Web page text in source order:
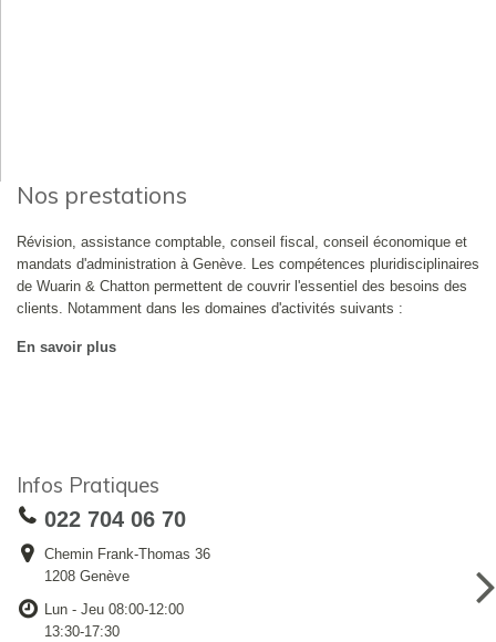
Nos prestations
Révision, assistance comptable, conseil fiscal, conseil économique et
mandats d'administration à Genève. Les compétences pluridisciplinaires
de Wuarin & Chatton permettent de couvrir l'essentiel des besoins des
clients. Notamment dans les domaines d'activités suivants :
En savoir plus
Infos Pratiques
022 704 06 70
Chemin Frank-Thomas 36
1208 Genève
Lun - Jeu 08:00-12:00
13:30-17:30